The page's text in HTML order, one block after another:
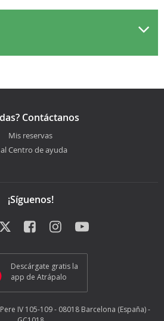
Contáctanos
Mis reservas
Centro de ayuda
¡Síguenos!
Descárgate gratis la
app de Atrápalo
IV 105-109 - 08018 Barcelona (España) -